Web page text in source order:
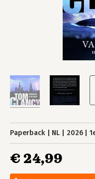
Paperback NL 2026
€ 24,99